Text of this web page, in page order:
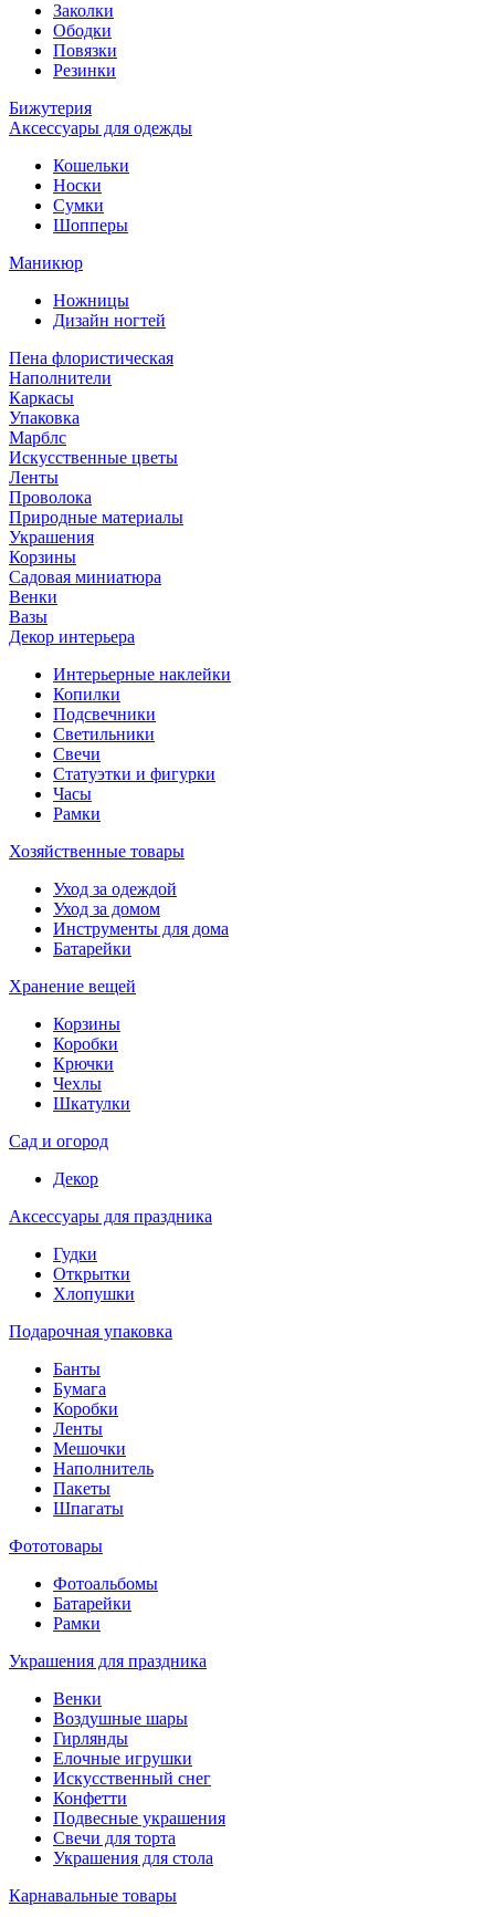
Заколки
Ободки
Повязки
Резинки
Бижутерия
Аксессуары для одежды
Кошельки
Носки
Сумки
Шопперы
Маникюр
Ножницы
Дизайн ногтей
Пена флористическая
Наполнители
Каркасы
Упаковка
Марблс
Искусственные цветы
Ленты
Проволока
Природные материалы
Украшения
Корзины
Садовая миниатюра
Венки
Вазы
Декор интерьера
Интерьерные наклейки
Копилки
Подсвечники
Светильники
Свечи
Статуэтки и фигурки
Часы
Рамки
Хозяйственные товары
Уход за одеждой
Уход за домом
Инструменты для дома
Батарейки
Хранение вещей
Корзины
Коробки
Крючки
Чехлы
Шкатулки
Сад и огород
Декор
Аксессуары для праздника
Гудки
Открытки
Хлопушки
Подарочная упаковка
Банты
Бумага
Коробки
Ленты
Мешочки
Наполнитель
Пакеты
Шпагаты
Фототовары
Фотоальбомы
Батарейки
Рамки
Украшения для праздника
Венки
Воздушные шары
Гирлянды
Елочные игрушки
Искусственный снег
Конфетти
Подвесные украшения
Свечи для торта
Украшения для стола
Карнавальные товары